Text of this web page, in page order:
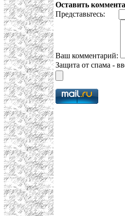
Оставить
Представьтесь:
Ваш комментарий:
Защита от спама -